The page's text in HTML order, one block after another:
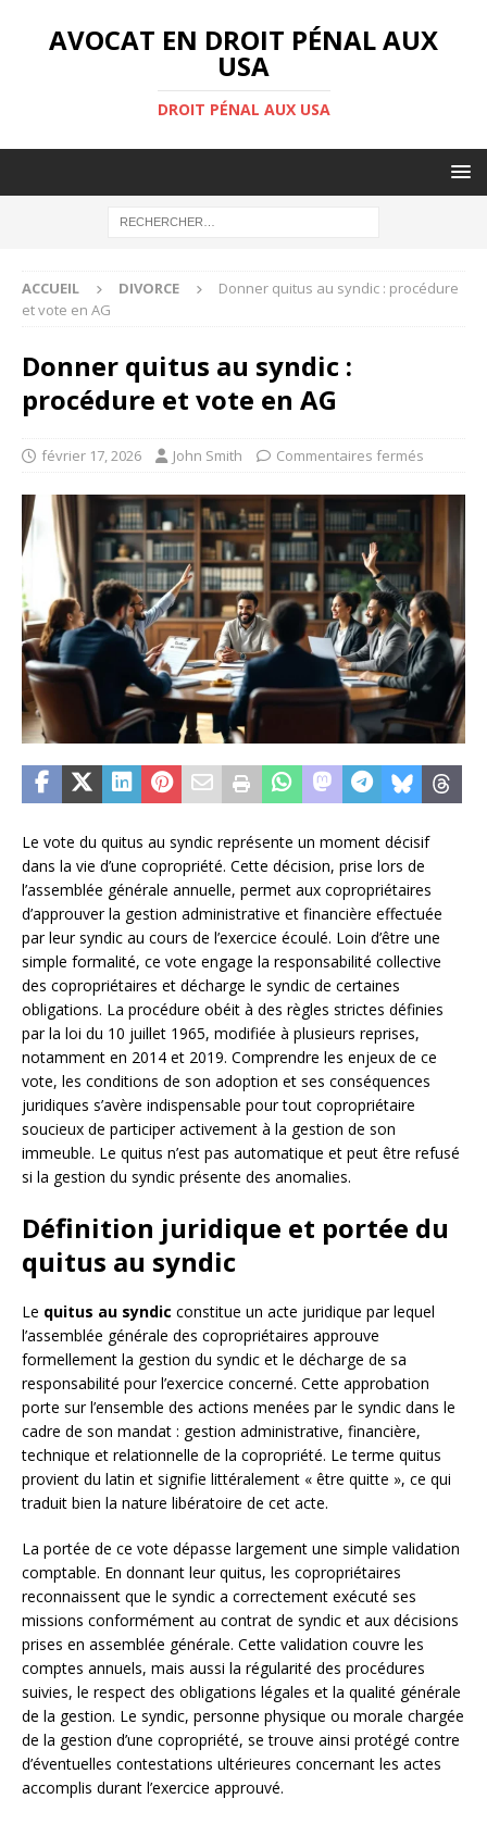
AVOCAT EN DROIT PÉNAL AUX
USA
DROIT PÉNAL AUX USA
ACCUEIL DIVORCE
Donner quitus au syndic : procédure
et vote en AG
Donner quitus au syndic :
procédure et vote en AG
février 17, 2026 John Smith Commentaires fermés
Le vote du quitus au syndic représente un moment décisif
dans la vie d’une copropriété. Cette décision, prise lors de
l’assemblée générale annuelle, permet aux copropriétaires
d’approuver la gestion administrative et financière effectuée
par leur syndic au cours de l’exercice écoulé. Loin d’être une
simple formalité, ce vote engage la responsabilité collective
des copropriétaires et décharge le syndic de certaines
obligations. La procédure obéit à des règles strictes définies
par la loi du 10 juillet 1965, modifiée à plusieurs reprises,
notamment en 2014 et 2019. Comprendre les enjeux de ce
vote, les conditions de son adoption et ses conséquences
juridiques s’avère indispensable pour tout copropriétaire
soucieux de participer activement à la gestion de son
immeuble. Le quitus n’est pas automatique et peut être refusé
si la gestion du syndic présente des anomalies.
Définition juridique et portée du
quitus au syndic
Le quitus au syndic constitue un acte juridique par lequel
l’assemblée générale des copropriétaires approuve
formellement la gestion du syndic et le décharge de sa
responsabilité pour l’exercice concerné. Cette approbation
porte sur l’ensemble des actions menées par le syndic dans le
cadre de son mandat : gestion administrative, financière,
technique et relationnelle de la copropriété. Le terme quitus
provient du latin et signifie littéralement « être quitte », ce qui
traduit bien la nature libératoire de cet acte.
La portée de ce vote dépasse largement une simple validation
comptable. En donnant leur quitus, les copropriétaires
reconnaissent que le syndic a correctement exécuté ses
missions conformément au contrat de syndic et aux décisions
prises en assemblée générale. Cette validation couvre les
comptes annuels, mais aussi la régularité des procédures
suivies, le respect des obligations légales et la qualité générale
de la gestion. Le syndic, personne physique ou morale chargée
de la gestion d’une copropriété, se trouve ainsi protégé contre
d’éventuelles contestations ultérieures concernant les actes
accomplis durant l’exercice approuvé.